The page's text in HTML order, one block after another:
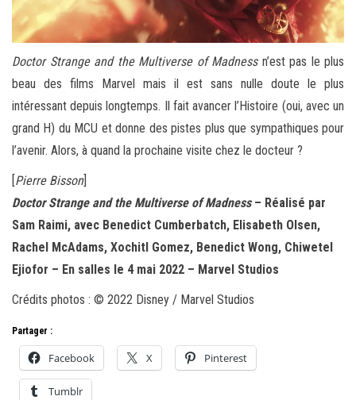
Doctor Strange and the Multiverse of Madnessn’est pas le plus
beau des films Marvel mais il est sans nulle doute le plus
intéressant depuis longtemps. Il fait avancer l’Histoire (oui, avec un
grand H) du MCU et donne des pistes plus que sympathiques pour
l’avenir. Alors, à quand la prochaine visite chez le docteur ?
[Pierre Bisson]
Doctor Strange and the Multiverse of Madness– Réalisé par
Sam Raimi, avec Benedict Cumberbatch, Elisabeth Olsen,
Rachel McAdams, Xochitl Gomez, Benedict Wong, Chiwetel
Ejiofor – En salles le 4 mai 2022 – Marvel Studios
Crédits photos : © 2022 Disney / Marvel Studios
Partager :
Facebook X Pinterest
Tumblr